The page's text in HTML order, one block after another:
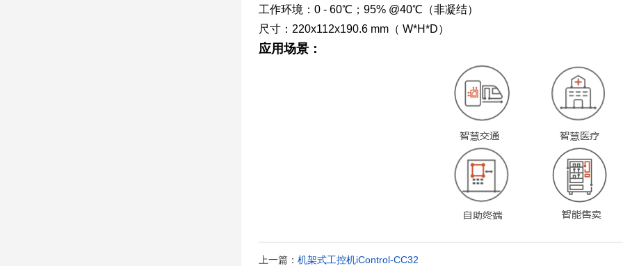
工作环境：0 - 60℃；95% @40℃（非凝结）
尺寸：220x112x190.6 mm（ W*H*D）
应用场景：
上一篇： 机架式工控机iControl-CC32